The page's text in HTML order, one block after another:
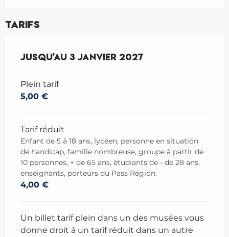
Tarifs
Du17 décembre 2025au3 janvier 2027
Jusqu'au 3 janvier 2027
Plein tarif
5,00 €
Tarif réduit
Enfant de 5 à 18 ans, lycéen, personne en situation
de handicap, famille nombreuse, groupe à partir de
10 personnes, + de 65 ans, étudiants de - de 28 ans,
enseignants, porteurs du Pass Région.
4,00 €
Un billet tarif plein dans un des musées vous
donne droit à un tarif réduit dans un autre